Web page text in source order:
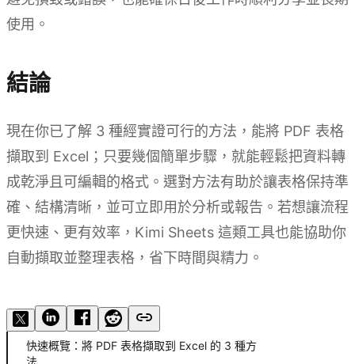
使用。
結論
現在你已了解 3 種經實證可行的方法，能將 PDF 表格
擷取到 Excel；只要幾個簡單步驟，就能輕鬆把資料轉
成乾淨且可編輯的格式。選對方法有助於讓表格保持準
確、結構清晰，並可立即用於分析或報告。若想讓流程
更快速、更有效率，Kimi Sheets 這類工具也能協助你
自動擷取並整理表格，省下時間與精力。
快速概覽：將 PDF 表格擷取到 Excel 的 3 種方
法